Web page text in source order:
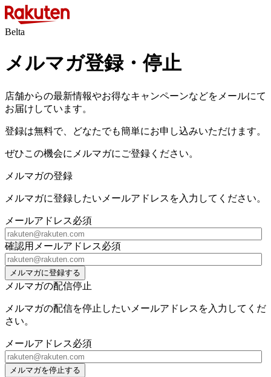
Belta
メルマガ登録・停止
店舗からの最新情報やお得なキャンペーンなどをメールにて
お届けしています。
登録は無料で、どなたでも簡単にお申し込みいただけます。
ぜひこの機会にメルマガにご登録ください。
メルマガの登録
メルマガに登録したいメールアドレスを入力してください。
メールアドレス必須
確認用メールアドレス必須
メルマガに登録する
メルマガの配信停止
メルマガの配信を停止したいメールアドレスを入力してくだ
さい。
メールアドレス必須
メルマガを停止する